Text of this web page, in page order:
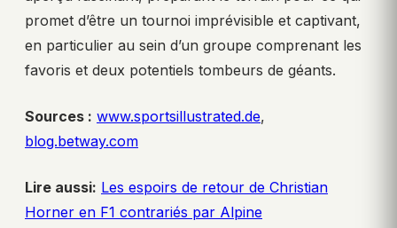
promet d’être un tournoi imprévisible et captivant,
en particulier au sein d’un groupe comprenant les
favoris et deux potentiels tombeurs de géants.
Sources : www.sportsillustrated.de,
blog.betway.com
Lire aussi: Les espoirs de retour de Christian
Horner en F1 contrariés par Alpine